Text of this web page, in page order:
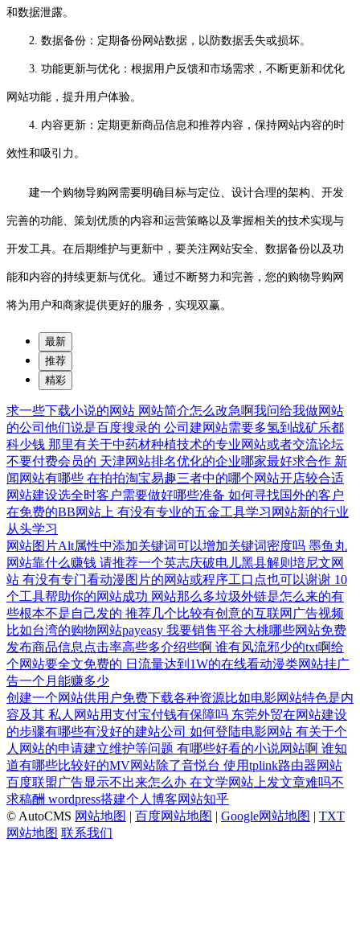
和数据泄露。
2. 数据备份：定期备份网站数据，以防数据丢失或损坏。
3. 功能更新与优化：根据用户反馈和市场需求，不断更新和优化
网站功能，提升用户体验。
4. 内容更新：定期更新商品信息和推荐内容，保持网站内容的时
效性和吸引力。
建一个购物导购网需要明确目标与定位、设计合理的架构、开发
完善的功能、策划优质的内容和运营策略以及掌握相关的技术实现与
开发工具。在后期维护与更新中，要关注网站安全、数据备份以及功
能和内容的持续更新与优化。通过不断努力和完善，您的购物导购网
将为用户和商家提供更好的服务，实现双赢。
最新
推荐
精彩
求一些下载小说的网站 网站简介怎么改急啊我问给我做网站
的公司他们说是百度搜录的 公司建网站需要多氢到战矿乐都
科少钱 那里有关于中药材种植技术的专业网站或者交流论坛
不要付费会员的 天津网站排名优化的企业哪家最好求合作 新
闻网站有哪些 在拍拍淘宝易趣三者中的哪个网站开店较合适
网站建设选全时客户需要做好哪些准备 如何寻找国外的客户
在免费的BB网站上 有没有专业的五金工具学习网站新的行业
从头学习
网站图片Alt属性中添加关键词可以增加关键词密度吗 墨鱼丸
网站靠什么赚钱 请推荐一个英志庆破电儿黑县解则培尼文网
站 有没有专门看动漫图片的网站或程序工口点也可以谢谢 10
个工具帮助你的网站成功 网站那么多垃圾外链是怎么来的有
些根本不是自己发的 推荐几个比较有创意的互联网广告视频
比如台湾的购物网站payeasy 我要销售平谷大桃哪些网站免费
发布商品信息点击率高些多介绍些啊 谁有风流邪少的txt啊给
个网站要全文免费的 日流量达到1W的在线看动漫类网站挂广
告一个月能赚多少
创建一个网站供用户免费下载各种资源比如电影网站特色是内
容及其 私人网站用支付宝付钱有保障吗 东莞外贸在网站建设
的步骤有哪些有没好的建站公司 如何登陆电影网站 有关于个
人网站的申请建立维护等问题 有哪些好看的小说网站啊 谁知
道有哪些比较好的MV网站除了音悦台 使用tplink路由器网站
百度联盟广告显示不出来怎么办 在文学网站上发文章难吗不
求稿酬 wordpress搭建个人博客网站知乎
© AutoCMS 网站地图 | 百度网站地图 | Google网站地图 | TXT
网站地图 联系我们